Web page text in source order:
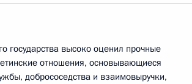
государства высоко оценил прочные
отношения, основывающиеся
добрососедства и взаимовыручки,